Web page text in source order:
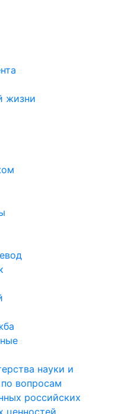
жизни
науки и
вопросам
российских
ценностей